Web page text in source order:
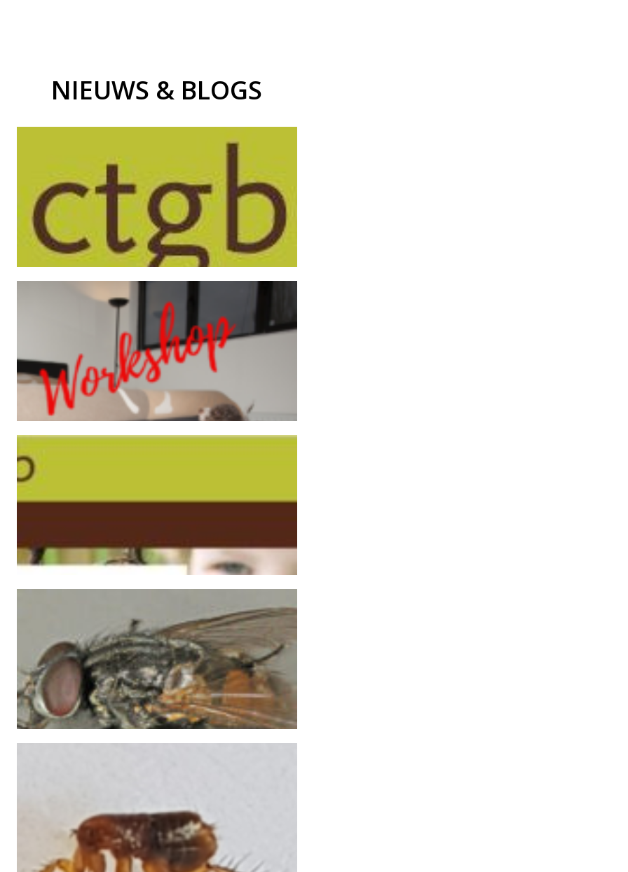
NIEUWS & BLOGS
Toelating bestrijdingsmiddelen
Middelen voor de bestrijding van ratten en muizen op basis van
anticoagulantia (bloedverdunners) zijn zeer giftig en moeilijk
afbreekbaar. Daardoor
Bedwantsen! Workshop 'Voorkomen
van bedwantsen'
Hoe voorkom je overlast van bedwantsen? Wie ooit met
bedwantsen is geconfronteerd, weet wat deze bloedzuigende
beestjes kunnen aanrichten. Ontevreden
Geen bestrijdingsmiddelen meer voor
particulieren om ratten en muizen te
bestrijden!
Gewasbeschermingsmiddelen en Biociden Traditioneel wordt
bestrijding van ratten en muizen uitgevoerd met behulp
Vliegen, let op het najaar komt eraan
Vliegen die overwinteren Het najaar is weer in aantocht. De
temperatuur buiten daalt. Voor diverse soorten vliegen is
Vlooien
Je zult maar thuis komen van vakantie en besprongen worden door